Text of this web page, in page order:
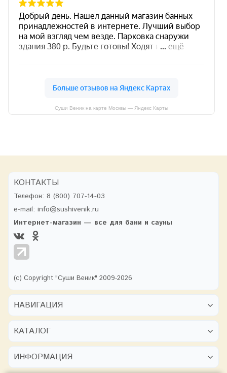
Суши Веник на карте Москвы — Яндекс Карты
КОНТАКТЫ
Телефон: 8 (800) 707-14-03
e-mail: info@sushivenik.ru
Интернет-магазин — все для бани и сауны
(с) Copyright "Суши Веник" 2009-2026
НАВИГАЦИЯ
КАТАЛОГ
ИНФОРМАЦИЯ